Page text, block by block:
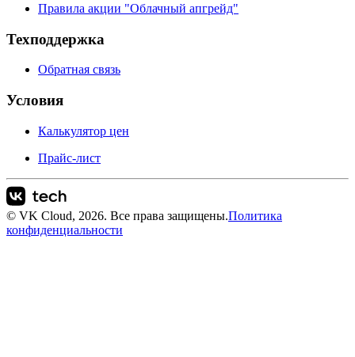
Правила акции "Облачный апгрейд"
Техподдержка
Обратная связь
Условия
Калькулятор цен
Прайс-лист
© VK Cloud, 2026. Все права защищены.Политика
конфиденциальности